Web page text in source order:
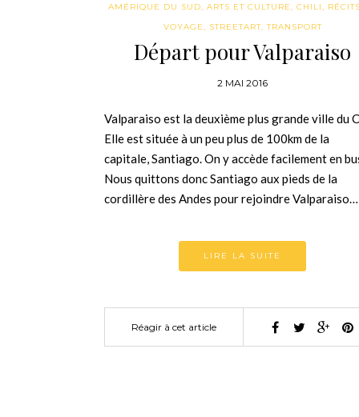
AMÉRIQUE DU SUD, ARTS ET CULTURE, CHILI,
VOYAGE, STREETART,TRANSPORT
Départ pour Valparaiso
2 MAI 2016
Valparaiso est la deuxième plus grande ville du
Elle est située à un peu plus de 100km de la
capitale, Santiago. On y accède facilement en
Nous quittons donc Santiago aux pieds de la
cordillère des Andes pour rejoindre Valparaiso…
LIRE LA SUITE
Réagir à cet article